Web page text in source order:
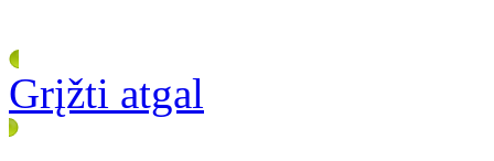
Grįžti atgal